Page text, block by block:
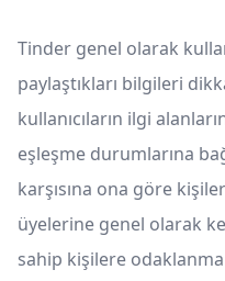
Tinder genel olarak
paylaştıkları bilgileri
kullanıcıların ilgi
eşleşme durumlarına
karşısına ona göre
üyelerine genel olarak
sahip kişilere odaklanma